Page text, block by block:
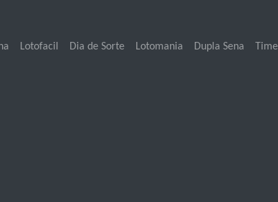
Lotofacil Dia de Sorte Lotomania Dupla Sena